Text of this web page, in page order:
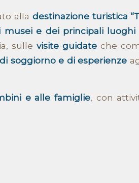
alla destinazione turistica
musei e dei principali luoghi
sulle visite guidate che
soggiorno e di esperienze
e alle famiglie, con